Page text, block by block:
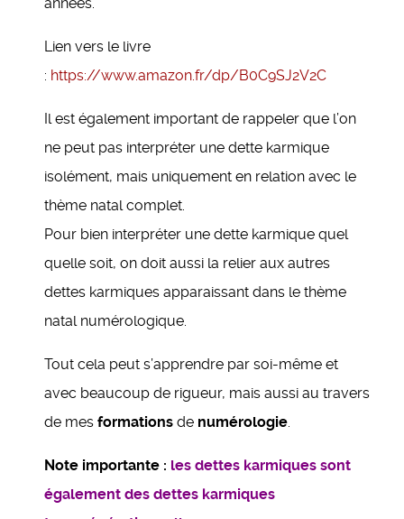
Lien vers le livre
: https://www.amazon.fr/dp/B0C9SJ2V2C
Il est également important de rappeler que l’on
ne peut pas interpréter une dette karmique
isolément, mais uniquement en relation avec le
thème natal complet.
Pour bien interpréter une dette karmique quel
quelle soit, on doit aussi la relier aux autres
dettes karmiques apparaissant dans le thème
natal numérologique.
Tout cela peut s’apprendre par soi-même et
avec beaucoup de rigueur, mais aussi au travers
de mes formations de numérologie.
Note importante : les dettes karmiques sont
également des dettes karmiques